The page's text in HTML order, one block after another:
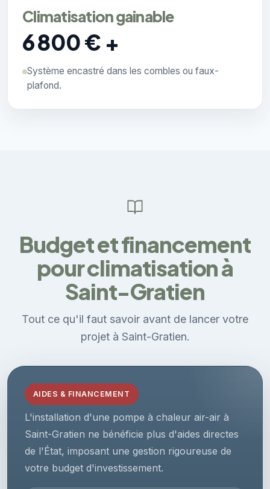
Climatisation gainable
6 800 € +
Système encastré dans les combles ou faux-
plafond.
Budget et financement
pour climatisation à
Saint-Gratien
Tout ce qu'il faut savoir avant de lancer votre
projet à Saint-Gratien.
AIDES & FINANCEMENT
L'installation d'une pompe à chaleur air-air à
Saint-Gratien ne bénéficie plus d'aides directes
de l'État, imposant une gestion rigoureuse de
votre budget d'investissement.